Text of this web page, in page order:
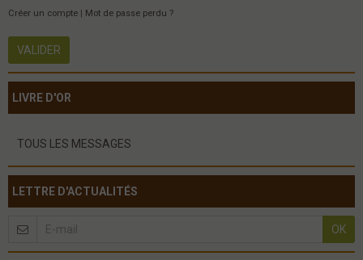
Créer un compte | Mot de passe perdu ?
VALIDER
LIVRE D'OR
TOUS LES MESSAGES
LETTRE D'ACTUALITÉS
OK